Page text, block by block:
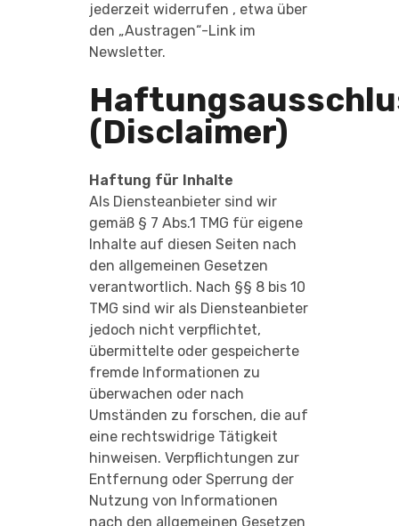
jederzeit widerrufen , etwa über
den „Austragen“-Link im
Newsletter.
(Disclaimer)
Haftung für Inhalte
Als Diensteanbieter sind wir
gemäß § 7 Abs.1 TMG für eigene
Inhalte auf diesen Seiten nach
den allgemeinen Gesetzen
verantwortlich. Nach §§ 8 bis 10
TMG sind wir als Diensteanbieter
jedoch nicht verpflichtet,
übermittelte oder gespeicherte
fremde Informationen zu
überwachen oder nach
Umständen zu forschen, die auf
eine rechtswidrige Tätigkeit
hinweisen. Verpflichtungen zur
Entfernung oder Sperrung der
Nutzung von Informationen
nach den allgemeinen Gesetzen